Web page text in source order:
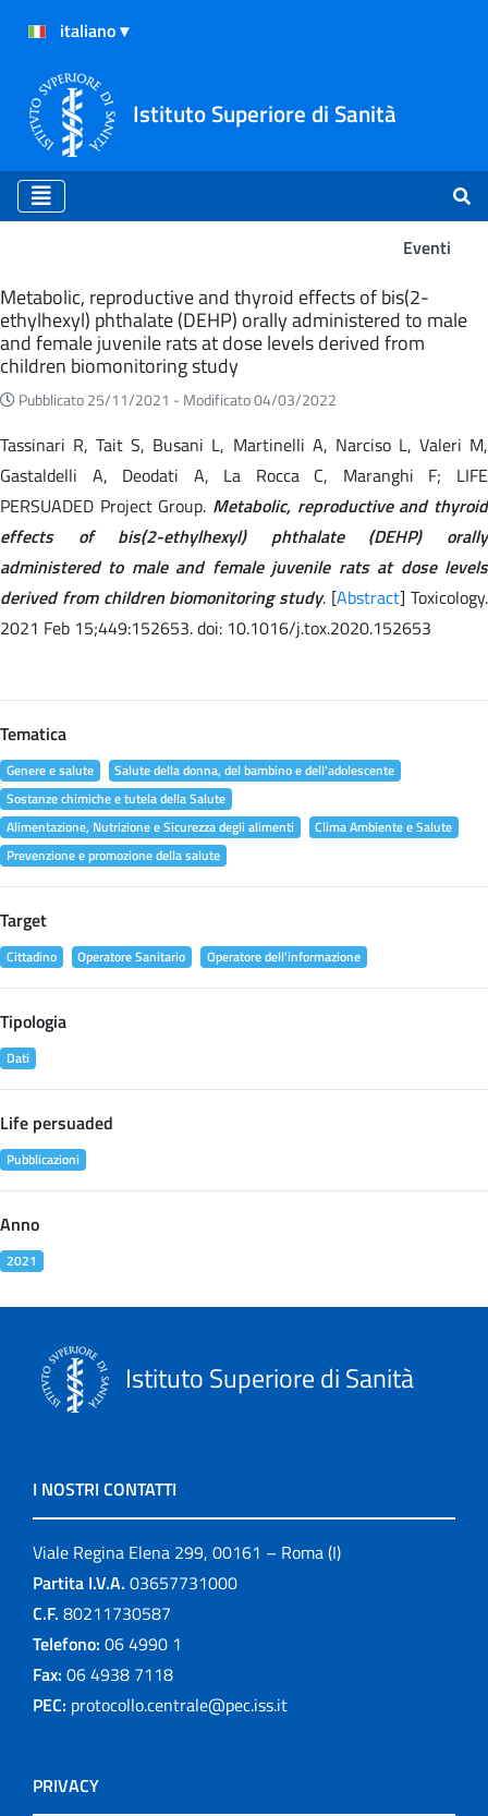
Istituto Superiore di Sanità
Eventi
Eventi
Metabolic, reproductive and thyroid effects of bis(2-
ethylhexyl) phthalate (DEHP) orally administered to male
and female juvenile rats at dose levels derived from
children biomonitoring study
Pubblicato 25/11/2021 - Modificato 04/03/2022
Tassinari R, Tait S, Busani L, Martinelli A, Narciso L, Valeri M,
Gastaldelli A, Deodati A, La Rocca C, Maranghi F; LIFE
PERSUADED Project Group. Metabolic, reproductive and thyroid
effects of bis(2-ethylhexyl) phthalate (DEHP) orally
administered to male and female juvenile rats at dose levels
derived from children biomonitoring study. [Abstract] Toxicology.
2021 Feb 15;449:152653. doi: 10.1016/j.tox.2020.152653
Tematica
Genere e salute
Salute della donna, del bambino e dell'adolescente
Sostanze chimiche e tutela della Salute
Alimentazione, Nutrizione e Sicurezza degli alimenti
Clima Ambiente e Salute
Prevenzione e promozione della salute
Target
Cittadino Operatore Sanitario Operatore dell'informazione
Tipologia
Dati
Life persuaded
Pubblicazioni
Anno
2021
Istituto Superiore di Sanità
I NOSTRI CONTATTI
Viale Regina Elena 299, 00161 – Roma (I)
Partita I.V.A. 03657731000
C.F. 80211730587
Telefono: 06 4990 1
Fax: 06 4938 7118
PEC: protocollo.centrale@pec.iss.it
PRIVACY